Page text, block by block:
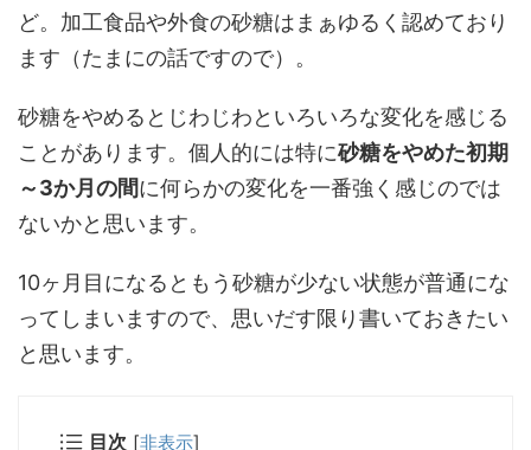
ど。加工食品や外食の砂糖はまぁゆるく認めており
ます（たまにの話ですので）。
砂糖をやめるとじわじわといろいろな変化を感じる
ことがあります。個人的には特に砂糖をやめた初期
～3か月の間に何らかの変化を一番強く感じのでは
ないかと思います。
10ヶ月目になるともう砂糖が少ない状態が普通にな
ってしまいますので、思いだす限り書いておきたい
と思います。
目次 [非表示]